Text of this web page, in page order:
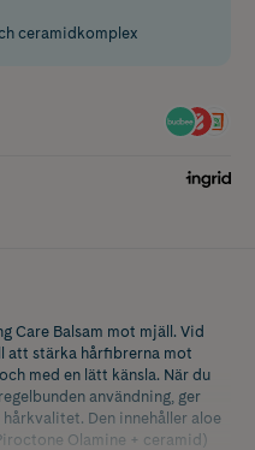
ceramidkomplex
Care Balsam mot mjäll. Vid
att stärka hårfibrerna mot
med en lätt känsla. När du
användning, ger
Den innehåller aloe
Olamine + ceramid)